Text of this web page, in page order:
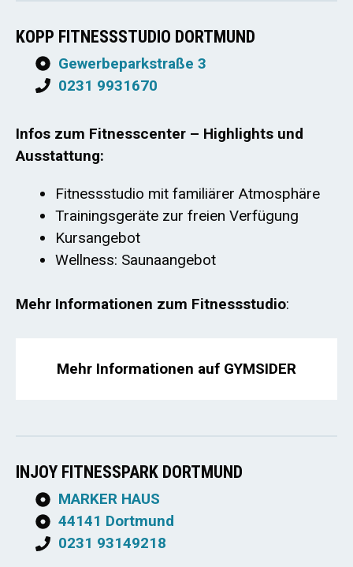
KOPP FITNESSSTUDIO DORTMUND
Gewerbeparkstraße 3
0231 9931670
Infos zum Fitnesscenter – Highlights und
Ausstattung:
Fitnessstudio mit familiärer Atmosphäre
Trainingsgeräte zur freien Verfügung
Kursangebot
Wellness: Saunaangebot
Mehr Informationen zum Fitnessstudio:
Mehr Informationen auf GYMSIDER
INJOY FITNESSPARK DORTMUND
MARKER HAUS
44141 Dortmund
0231 93149218